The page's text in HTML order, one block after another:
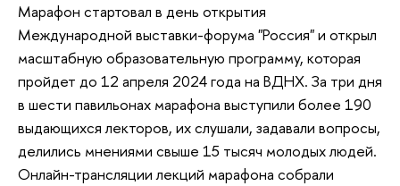
Марафон стартовал в день открытия
Международной выставки-форума "Россия" и открыл
масштабную образовательную программу, которая
пройдет до 12 апреля 2024 года на ВДНХ. За три дня
в шести павильонах марафона выступили более 190
выдающихся лекторов, их слушали, задавали вопросы,
делились мнениями свыше 15 тысяч молодых людей.
Онлайн-трансляции лекций марафона собрали